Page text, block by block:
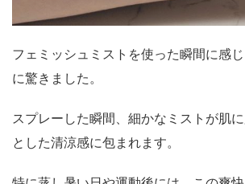
フェミッシュミストを使った瞬間に感
に驚きました。
スプレーした瞬間、細かなミストが肌
とした清涼感に包まれます。